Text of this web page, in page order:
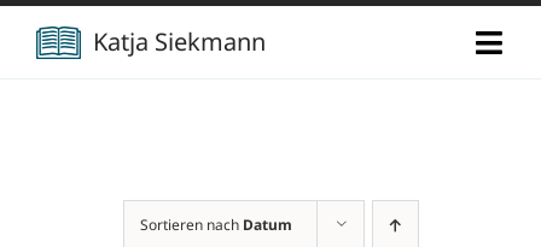
Zum
Inhalt
Katja Siekmann
Über mich
Sortieren nach Datum